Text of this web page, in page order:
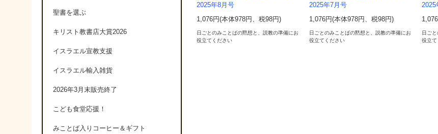
2025年8月号
1,076円(本体978円、税98円)
日ごとのみことばの黙想と、説教の準備にお
役立てください
2025年7月号
1,076円(本体978円、税98円)
日ごとのみことばの黙想と、説教の準備にお
役立てください
2025
日ご
役立
聖書を選ぶ
キリスト教書店大賞2026
イスラエル宣教支援
イスラエル輸入雑貨
2026年3月末販売終了
こども食堂応援！
みことば入りコーヒー＆ギフト